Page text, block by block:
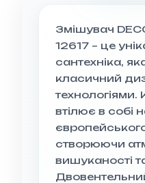
Змішувач
12617 – це
сантехніка,
класичний
технологіями.
втілює в собі
створюючи
вишуканості